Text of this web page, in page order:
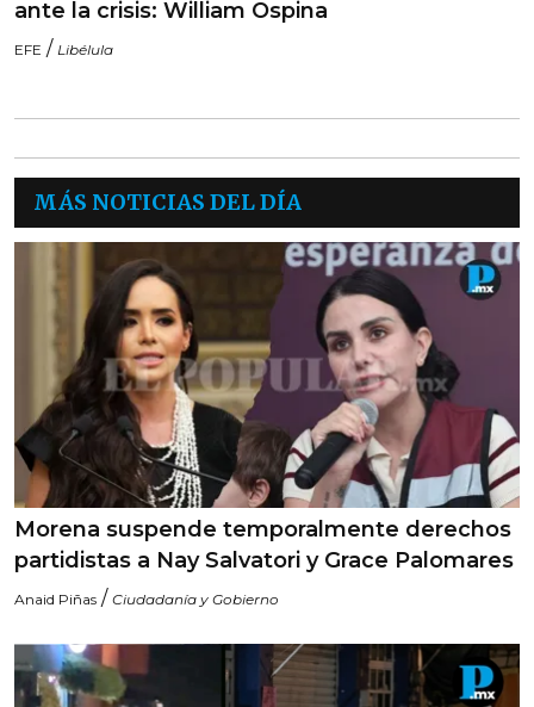
ante la crisis: William Ospina
EFE / Libélula
MÁS NOTICIAS DEL DÍA
Morena suspende temporalmente derechos
partidistas a Nay Salvatori y Grace Palomares
Anaid Piñas / Ciudadanía y Gobierno